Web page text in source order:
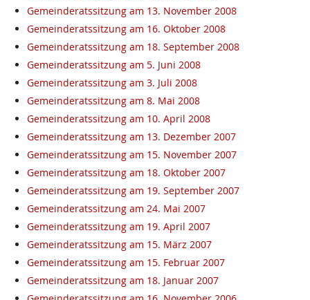
Gemeinderatssitzung am 13. November 2008
Gemeinderatssitzung am 16. Oktober 2008
Gemeinderatssitzung am 18. September 2008
Gemeinderatssitzung am 5. Juni 2008
Gemeinderatssitzung am 3. Juli 2008
Gemeinderatssitzung am 8. Mai 2008
Gemeinderatssitzung am 10. April 2008
Gemeinderatssitzung am 13. Dezember 2007
Gemeinderatssitzung am 15. November 2007
Gemeinderatssitzung am 18. Oktober 2007
Gemeinderatssitzung am 19. September 2007
Gemeinderatssitzung am 24. Mai 2007
Gemeinderatssitzung am 19. April 2007
Gemeinderatssitzung am 15. März 2007
Gemeinderatssitzung am 15. Februar 2007
Gemeinderatssitzung am 18. Januar 2007